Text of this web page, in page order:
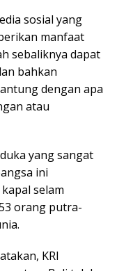
e
n
g
er
e
sosial yang
manfaat
sebaliknya dapat
bahkan
dengan apa
atau
yang sangat
ini
selam
orang putra-
KRI